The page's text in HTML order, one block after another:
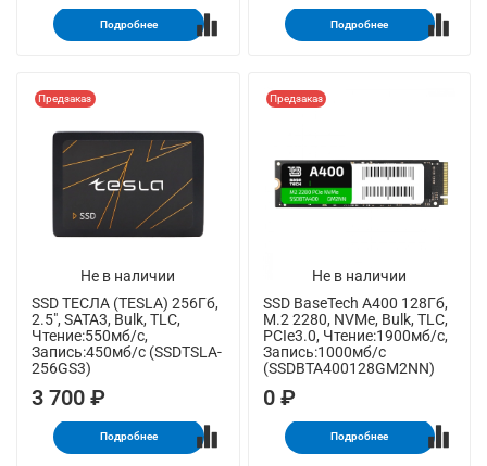
Подробнее Подробнее
Не в наличии
Предзаказ
SSD ТЕСЛА (TESLA) 256Гб,
2.5", SATA3, Bulk, TLC,
Чтение:550мб/с,
Запись:450мб/с (SSDTSLA-
256GS3)
3 700 ₽
Подробнее
Не в наличии
Предзаказ
SSD BaseTech A400 128Гб,
M.2 2280, NVMe, Bulk, TLC,
PCIe3.0, Чтение:1900мб/с,
Запись:1000мб/с
(SSDBTA400128GM2NN)
0 ₽
Подробнее